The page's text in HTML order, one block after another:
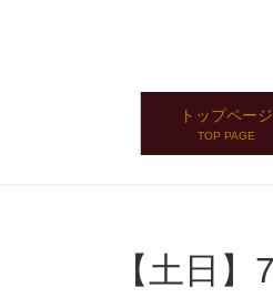
トップページ
TOP PAGE
【土日】7月の予約状況：町中華を超える！：とう